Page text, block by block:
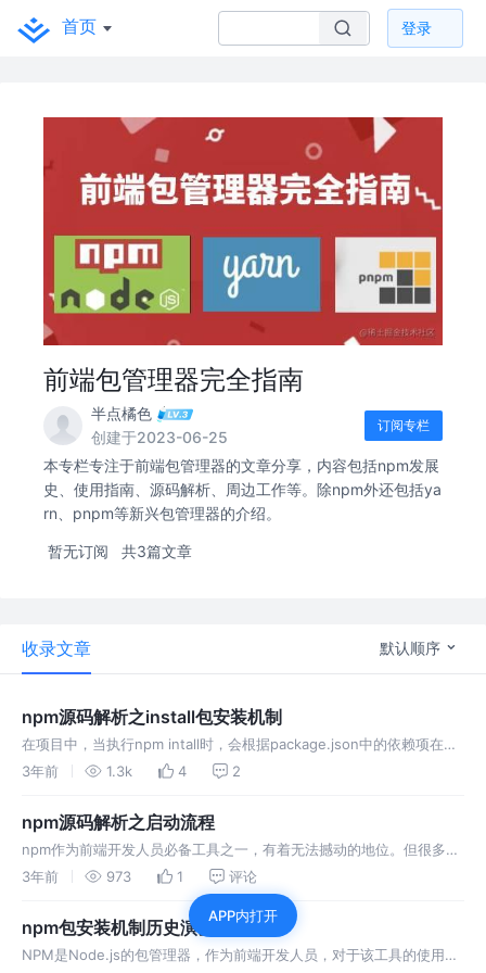
首页 登录
前端包管理器完全指南
半点橘色
创建于2023-06-25
订阅专栏
本专栏专注于前端包管理器的文章分享，内容包括npm发展
史、使用指南、源码解析、周边工作等。除npm外还包括ya
rn、pnpm等新兴包管理器的介绍。
暂无订阅 共3篇文章
收录文章 默认顺序
npm源码解析之install包安装机制
在项目中，当执行npm intall时，会根据package.json中的依赖项在
node_modules目录中安装依赖包。这一稀松平常的动作，看似简单，
3年前 1.3k 4 2
npm源码解析之启动流程
npm作为前端开发人员必备工具之一，有着无法撼动的地位。但很多人
只停留在使用的层面上，对于它内部工作原理很少去深究。笔者出于学
习的目的，尝试从源码的角度去解析它的工作原理。
3年前 973 1 评论
npm包安装机制历史演变过程
NPM是Node.js的包管理器，作为前端开发人员，对于该工具的使用每
APP内打开